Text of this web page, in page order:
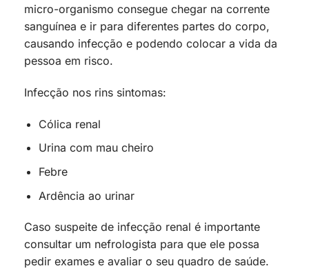
micro-organismo consegue chegar na corrente
sanguínea e ir para diferentes partes do corpo,
causando infecção e podendo colocar a vida da
pessoa em risco.
Infecção nos rins sintomas:
Cólica renal
Urina com mau cheiro
Febre
Ardência ao urinar
Caso suspeite de infecção renal é importante
consultar um nefrologista para que ele possa
pedir exames e avaliar o seu quadro de saúde.